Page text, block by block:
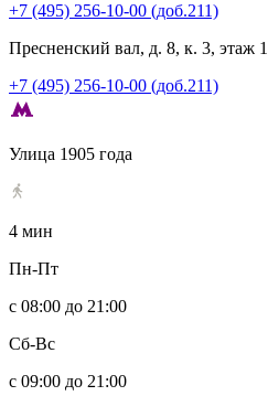
+7 (495) 256-10-00 (доб.211)
Пресненский вал, д. 8, к. 3, этаж 1
+7 (495) 256-10-00 (доб.211)
Улица 1905 года
4 мин
Пн-Пт
с 08:00 до 21:00
Сб-Вс
с 09:00 до 21:00